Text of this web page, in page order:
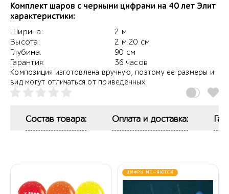
Комплект шаров с черными цифрами на 40 лет Элит
характеристики:
Ширина:
Высота:
Глубина:
Гарантия:
2 м
2 м 20 см
90 см
36 часов
Композиция изготовлена вручную, поэтому ее размеры и
вид могут отличаться от приведенных.
Состав товара: Оплата и доставка:
ЦИФРЫ МЕНЯЮТСЯ